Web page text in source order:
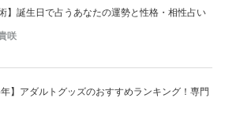
術】誕生日で占うあなたの運勢と性格・相性占い
咲
年】アダルトグッズのおすすめランキング！専門